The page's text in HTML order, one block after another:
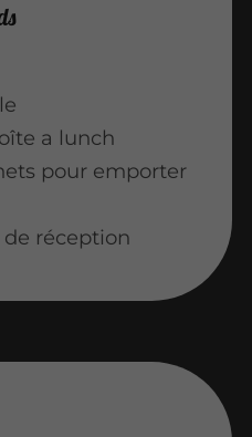
a lunch
pour emporter
réception